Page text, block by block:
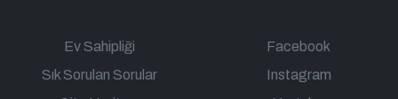
Ev Sahipliği
Sık Sorulan Sorular
Facebook
Instagram